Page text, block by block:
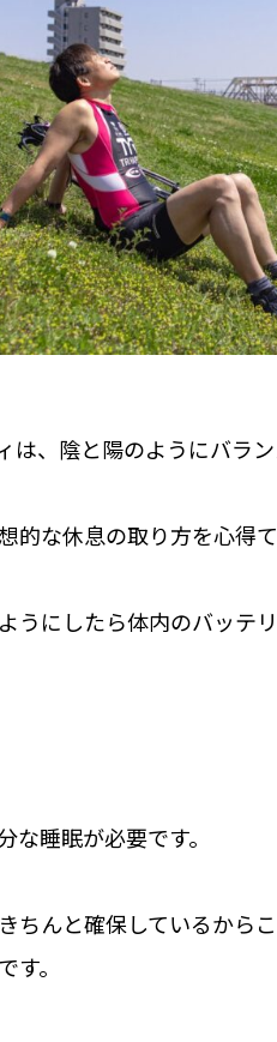
は、陰と陽のようにバラ
的な休息の取り方を心得
うにしたら体内のバッテ
な睡眠が必要です。
ちんと確保しているから
す。